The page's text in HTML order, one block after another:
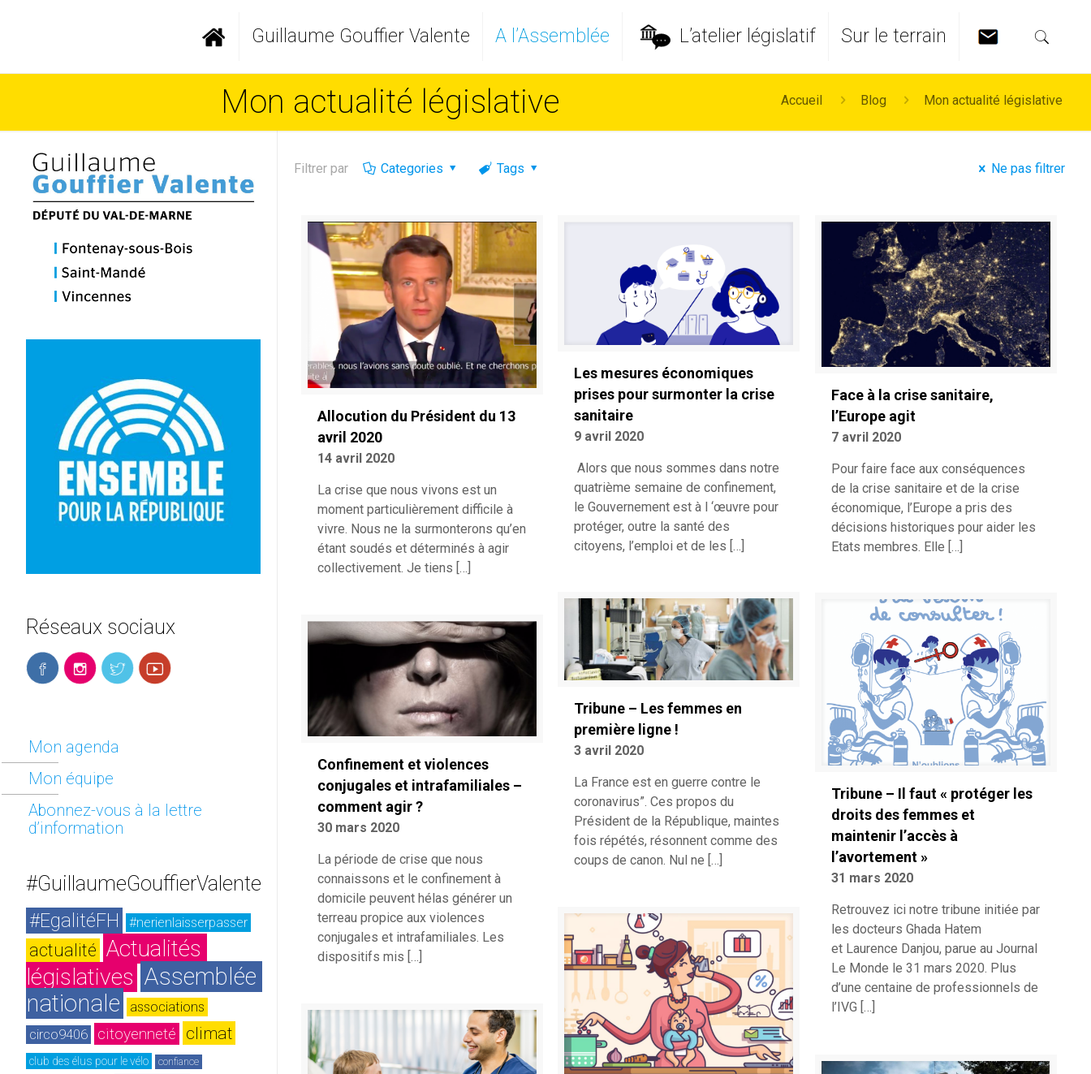
Guillaume Gouffier Valente A l’Assemblée L’atelier législatif Sur le terrain
Mon actualité législative Accueil Blog Mon actualité législative
Filtrer par Categories Tags Ne pas filtrer
Allocution du Président du 13
avril 2020
14 avril 2020
La crise que nous vivons est un
moment particulièrement difficile à
vivre. Nous ne la surmonterons qu’en
étant soudés et déterminés à agir
collectivement. Je tiens […]
Les mesures économiques
prises pour surmonter la crise
sanitaire
9 avril 2020
Alors que nous sommes dans notre
quatrième semaine de confinement,
le Gouvernement est à l ‘œuvre pour
protéger, outre la santé des
citoyens, l’emploi et de les […]
Face à la crise sanitaire,
l’Europe agit
7 avril 2020
Pour faire face aux conséquences
de la crise sanitaire et de la crise
économique, l’Europe a pris des
décisions historiques pour aider les
Etats membres. Elle […]
Tribune – Les femmes en
première ligne !
3 avril 2020
La France est en guerre contre le
coronavirus”. Ces propos du
Président de la République, maintes
fois répétés, résonnent comme des
coups de canon. Nul ne […]
Tribune – Il faut « protéger les
droits des femmes et
maintenir l’accès à
l’avortement »
31 mars 2020
Retrouvez ici notre tribune initiée par
les docteurs Ghada Hatem
et Laurence Danjou, parue au Journal
Le Monde le 31 mars 2020. Plus
d’une centaine de professionnels de
l’IVG […]
Confinement et violences
conjugales et intrafamiliales –
comment agir ?
30 mars 2020
La période de crise que nous
connaissons et le confinement à
domicile peuvent hélas générer un
terreau propice aux violences
conjugales et intrafamiliales. Les
dispositifs mis […]
Réseaux sociaux
Mon agenda
Mon équipe
Abonnez-vous à la lettre
d’information
#GuillaumeGouffierValente
#EgalitéFH #nerienlaisserpasser
actualité Actualités
législatives Assemblée
nationale
associations
circo9406
citoyenneté climat
club des élus pour le vélo confiance